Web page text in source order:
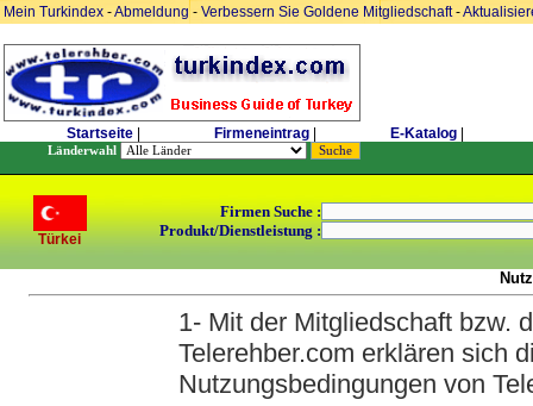
Mein Turkindex -Abmeldung- Verbessern Sie Goldene Mitgliedschaft-
Startseite Firmeneintrag E-Katalog
Länderwahl
Türkei
Firmen Suche :
Produkt/Dienstleistung :
1- Mit der Mitgliedschaft bzw.
Telerehber.com erklären sich
Nutzungsbedingungen von